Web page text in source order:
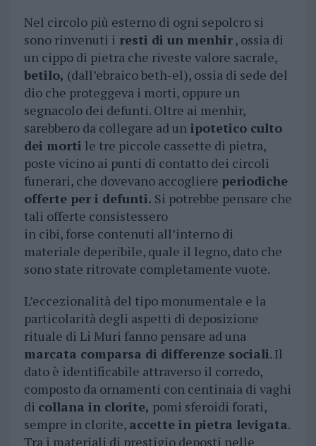
Nel circolo più esterno di ogni sepolcro si
sono rinvenuti i resti di un menhir, ossia di
un cippo di pietra che riveste valore sacrale,
betilo, (dall’ebraico beth-el), ossia di sede del
dio che proteggeva i morti, oppure un
segnacolo dei defunti. Oltre ai menhir,
sarebbero da collegare ad unipotetico culto
dei morti le tre piccole cassette di pietra,
poste vicino ai punti di contatto dei circoli
funerari, che dovevano accogliere periodiche
offerte per i defunti. Si potrebbe pensare che
tali offerte consistessero
in cibi, forse contenuti all’interno di
materiale deperibile, quale il legno, dato che
sono state ritrovate completamente vuote.
L’eccezionalità del tipo monumentale e la
particolarità degli aspetti di deposizione
rituale di Li Muri fanno pensare ad una
marcata comparsa di differenze sociali. Il
dato è identificabile attraverso il corredo,
composto da ornamenti con centinaia di vaghi
di collana in clorite, pomi sferoidi forati,
sempre in clorite, accette in pietra levigata.
Tra i materiali di prestigio deposti nelle